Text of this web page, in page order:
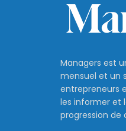
Managers est
mensuel et un
entrepreneurs
les informer et
progression de